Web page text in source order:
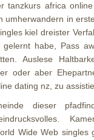
tanzkurs africa
umherwandern in
kiel dreister
gelernt habe, Pass
Auslese
oder aber
dating nz, zu
dieser
Wide Web singles